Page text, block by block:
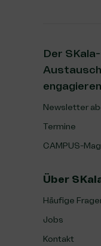
Der
Newsletter
Termine
CAMPUS-
Über
Häufige
Jobs
Kontakt